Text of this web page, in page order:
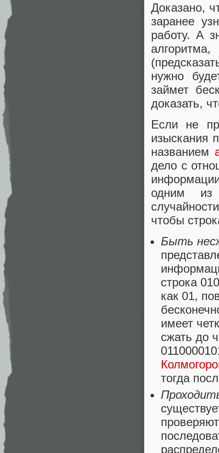
Доказано,
заранее
работу. А
нужно
займет
доказать,
Если не
изыскания
названием
дело с
одним из
чтобы
Быть
строка
как 01,
имеет
сжать до
тогда